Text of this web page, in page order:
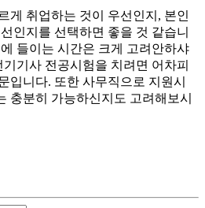
게 취업하는 것이 우선인지, 본인
인지를 선택하면 좋을 것 같습니
들이는 시간은 크게 고려안하샤
기사 전공시험을 치려면 어차피
입니다. 또한 사무직으로 지원시
충분히 가능하신지도 고려해보시